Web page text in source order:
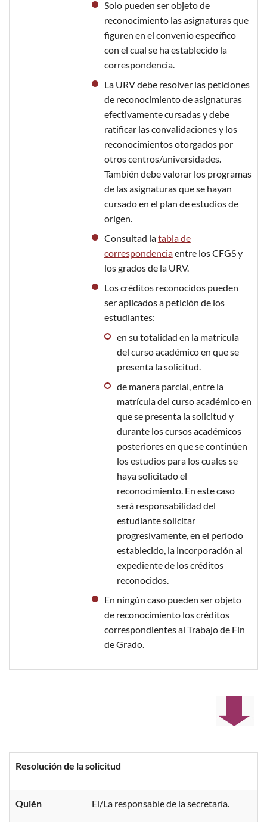
Solo pueden ser objeto de
reconocimiento las asignaturas que
figuren en el convenio específico
con el cual se ha establecido la
correspondencia.
La URV debe resolver las peticiones
de reconocimiento de asignaturas
efectivamente cursadas y debe
ratificar las convalidaciones y los
reconocimientos otorgados por
otros centros/universidades.
También debe valorar los programas
de las asignaturas que se hayan
cursado en el plan de estudios de
origen.
Consultad latabla de
correspondenciaentre los CFGS y
los grados de la URV.
Los créditos reconocidos pueden
ser aplicados a petición de los
estudiantes:
en su totalidad en la matrícula
del curso académico en que se
presenta la solicitud.
de manera parcial, entre la
matrícula del curso académico en
que se presenta la solicitud y
durante los cursos académicos
posteriores en que se continúen
los estudios para los cuales se
haya solicitado el
reconocimiento. En este caso
será responsabilidad del
estudiante solicitar
progresivamente, en el período
establecido, la incorporación al
expediente de los créditos
reconocidos.
En ningún caso pueden ser objeto
de reconocimiento los créditos
correspondientes al Trabajo de Fin
de Grado.
Resolución de la solicitud
Quién El/La responsable de la secretaría.